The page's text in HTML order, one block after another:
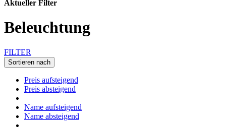
Aktueller Filter
Beleuchtung
FILTER
Sortieren nach
Preis aufsteigend
Preis absteigend
Name aufsteigend
Name absteigend